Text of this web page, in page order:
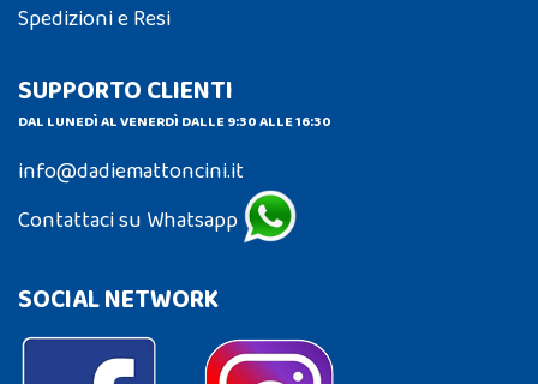
Spedizioni e Resi
SUPPORTO CLIENTI
DAL LUNEDÌ AL VENERDÌ DALLE 9:30 ALLE 16:30
info@dadiemattoncini.it
Contattaci su Whatsapp
SOCIAL NETWORK